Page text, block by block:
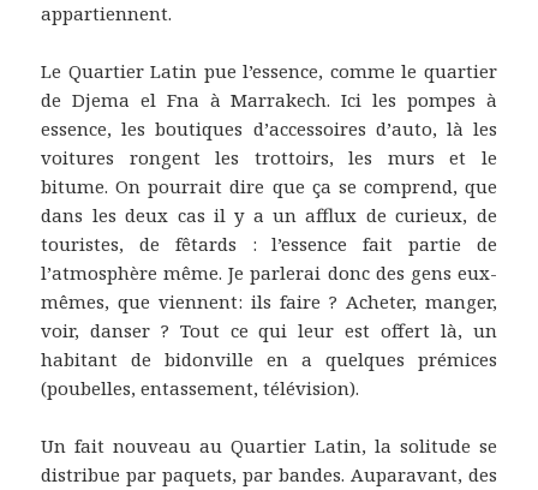
appartiennent.
Le Quartier Latin pue l’essence, comme le quartier
de Djema el Fna à Marrakech. Ici les pompes à
essence, les boutiques d’accessoires d’auto, là les
voitures rongent les trottoirs, les murs et le
bitume. On pourrait dire que ça se comprend, que
dans les deux cas il y a un afflux de curieux, de
touristes, de fêtards : l’essence fait partie de
l’atmosphère même. Je parlerai donc des gens eux-
mêmes, que viennent: ils faire ? Acheter, manger,
voir, danser ? Tout ce qui leur est offert là, un
habitant de bidonville en a quelques prémices
(poubelles, entassement, télévision).
Un fait nouveau au Quartier Latin, la solitude se
distribue par paquets, par bandes. Auparavant, des